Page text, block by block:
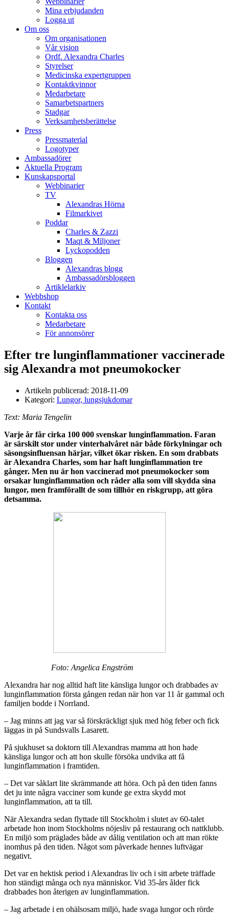
Mina erbjudanden
Logga ut
Om oss
Om organisationen
Vår vision
Ordf. Alexandra Charles
Styrelser
Medicinska expertgruppen
Kontaktkvinnor
Medarbetare
Samarbetspartners
Stadgar
Verksamhetsberättelse
Press
Pressmaterial
Logotyper
Ambassadörer
Aktuella Program
Kunskapsportal
Webbinarier
TV
Alexandras Hörna
Filmarkivet
Poddar
Charles & Zazzi
Maqt & Miljoner
Lyckopodden
Bloggen
Alexandras blogg
Ambassadörsbloggen
Artiklelarkiv
Webbshop
Kontakt
Kontakta oss
Medarbetare
För annonsörer
Efter tre lunginflammationer vaccinerade
sig Alexandra mot pneumokocker
Artikeln publicerad: 2018-11-09
Kategori: Lungor, lungsjukdomar
Text: Maria Tengelin
Varje år får cirka 100 000 svenskar lunginflammation. Faran
är särskilt stor under vinterhalvåret när både förkylningar och
säsongsinfluensan härjar, vilket ökar risken. En som drabbats
är Alexandra Charles, som har haft lunginflammation tre
gånger. Men nu är hon vaccinerad mot pneumokocker som
orsakar lunginflammation och råder alla som vill skydda sina
lungor, men framförallt de som tillhör en riskgrupp, att göra
detsamma.
Foto: Angelica Engström
Alexandra har nog alltid haft lite känsliga lungor och drabbades av
lunginflammation första gången redan när hon var 11 år gammal och
familjen bodde i Norrland.
– Jag minns att jag var så förskräckligt sjuk med hög feber och fick
läggas in på Sundsvalls Lasarett.
På sjukhuset sa doktorn till Alexandras mamma att hon hade
känsliga lungor och att hon skulle försöka undvika att få
lunginflammation i framtiden.
– Det var såklart lite skrämmande att höra. Och på den tiden fanns
det ju inte några vacciner som kunde ge extra skydd mot
lunginflammation, att ta till.
När Alexandra sedan flyttade till Stockholm i slutet av 60-talet
arbetade hon inom Stockholms nöjesliv på restaurang och nattklubb.
En miljö som präglades både av dålig ventilation och att man rökte
inomhus på den tiden. Något som påverkade hennes luftvägar
negativt.
Det var en hektisk period i Alexandras liv och i sitt arbete träffade
hon ständigt många och nya människor. Vid 35-års ålder fick
drabbades hon återigen av lunginflammation.
– Jag arbetade i en ohälsosam miljö, hade svaga lungor och rörde